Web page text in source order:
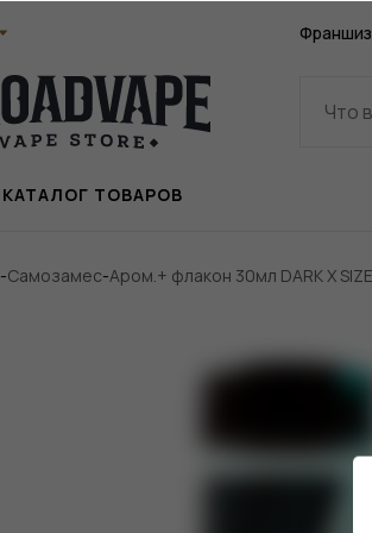
КАТАЛОГ ТОВАРОВ
-Самозамес-Аром.+ флакон 30мл DARK X